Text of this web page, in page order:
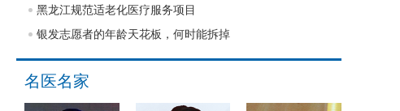
黑龙江规范适老化医疗服务项目
银发志愿者的年龄天花板，何时能拆掉
名医名家